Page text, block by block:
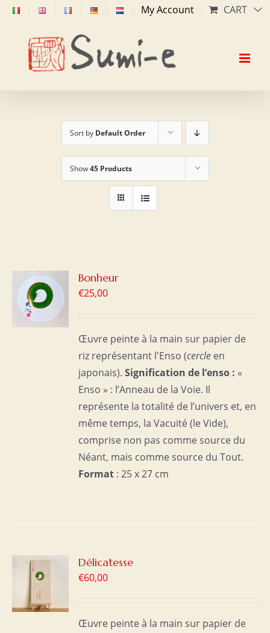
Skip
content
My Account CART
Sort by Default Order
Show45 Products
Bonheur
€25,00
Œuvre peinte à la main sur papier de
riz représentant l'Enso (cercle en
japonais).Signification de l’enso : «
Enso » : l’Anneau de la Voie. Il
représente la totalité de l’univers et, en
même temps, la Vacuité (le Vide),
comprise non pas comme source du
Néant, mais comme source du Tout.
Format : 25 x 27 cm
Délicatesse
€60,00
Œuvre peinte à la main sur papier de